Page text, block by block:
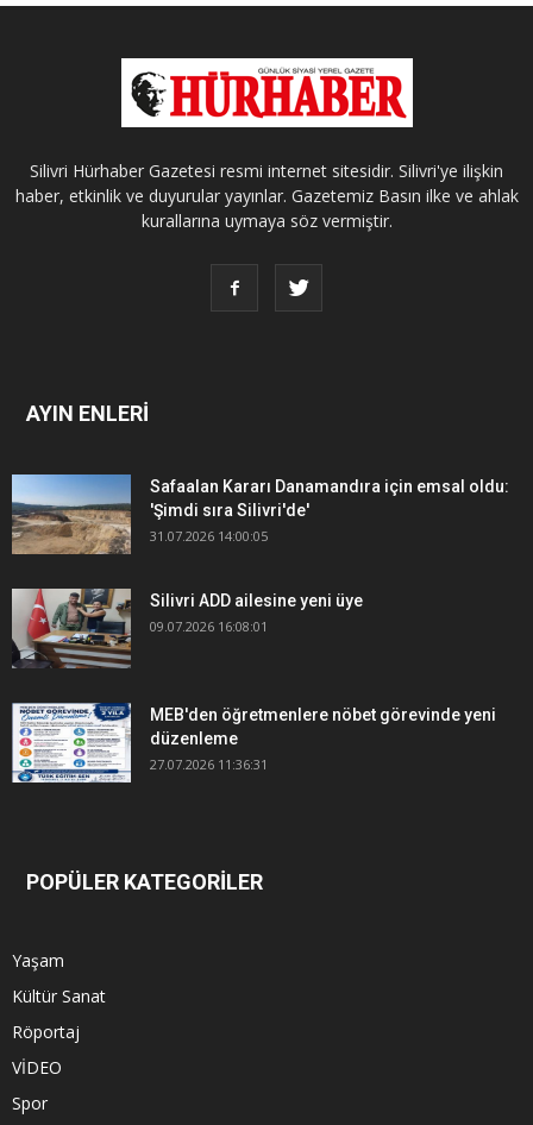
Silivri Hürhaber Gazetesi resmi internet sitesidir. Silivri'ye ilişkin
haber, etkinlik ve duyurular yayınlar. Gazetemiz Basın ilke ve ahlak
kurallarına uymaya söz vermiştir.
AYIN ENLERİ
Safaalan Kararı Danamandıra için emsal oldu:
'Şimdi sıra Silivri'de'
31.07.2026 14:00:05
Silivri ADD ailesine yeni üye
09.07.2026 16:08:01
MEB'den öğretmenlere nöbet görevinde yeni
düzenleme
27.07.2026 11:36:31
POPÜLER KATEGORİLER
Yaşam
Kültür Sanat
Röportaj
VİDEO
Spor